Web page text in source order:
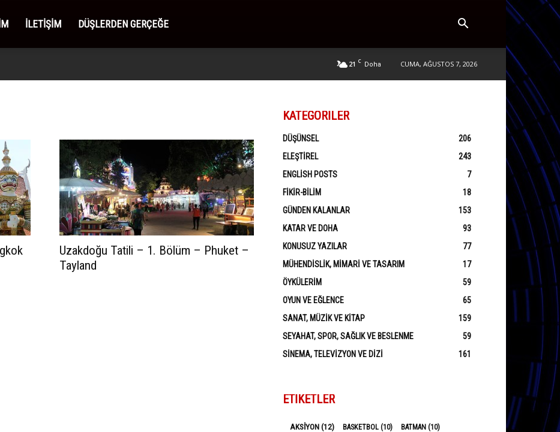
İLETIŞIM DÜŞLERDEN GERÇEĞE
21 C Doha CUMA, AĞUSTOS 7, 2026
Uzakdoğu Tatili – 1. Bölüm – Phuket –
Tayland
KATEGORILER
DÜŞÜNSEL
206
ELEŞTIREL
243
ENGLISH POSTS
7
FIKIR-BILIM
18
GÜNDEN KALANLAR
153
KATAR VE DOHA
93
KONUSUZ YAZILAR
77
MÜHENDISLIK, MIMARI VE TASARIM
17
ÖYKÜLERIM
59
OYUN VE EĞLENCE
65
SANAT, MÜZIK VE KITAP
159
SEYAHAT, SPOR, SAĞLIK VE BESLENME
59
SINEMA, TELEVIZYON VE DIZI
161
ETIKETLER
AKSIYON(12) BASKETBOL (10) BATMAN (10)